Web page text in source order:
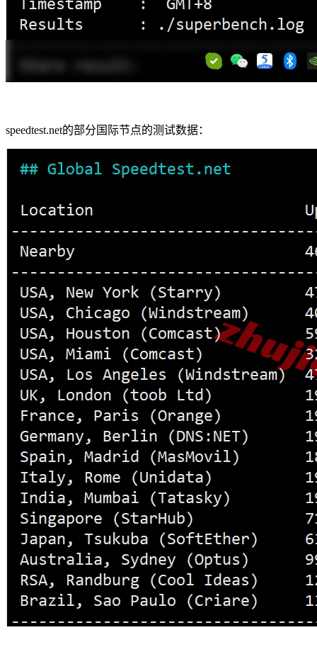
speedtest.net的部分国际节点的测试数据：